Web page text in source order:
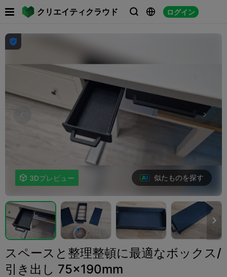
クリエイティクラウド   ログイン

 3Dプレビュー 似たものを探す

スペースと整理整頓に最適なボックス/
引き出し 75x190mm